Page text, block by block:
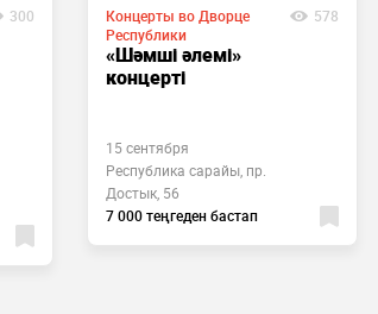
300
Концерты во Дворце
Республики
578
«Шәмші әлемі»
концерті
15 сентября
Республика сарайы, пр.
Достык, 56
7 000 теңгеден бастап